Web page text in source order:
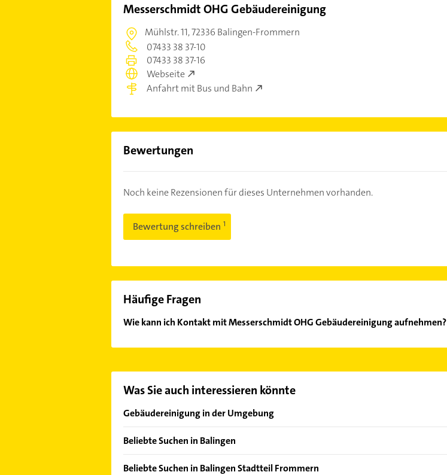
Messerschmidt OHG Gebäudereinigung
Mühlstr. 11,72336 Balingen-Frommern
07433 38 37-10
07433 38 37-16
Webseite
Anfahrt mit Bus und Bahn
Bewertungen
Noch keine Rezensionen für dieses Unternehmen vorhanden.
Bewertung schreiben
Häufige Fragen
Wie kann ich Kontakt mit Messerschmidt OHG Gebäudereinigung aufnehmen?
Was Sie auch interessieren könnte
Gebäudereinigung in der Umgebung
Albstadt
Bodelshausen
Beliebte Suchen in Balingen
Gartenbau & Landschaftsbau
Beliebte Suchen in Balingen Stadtteil Frommern